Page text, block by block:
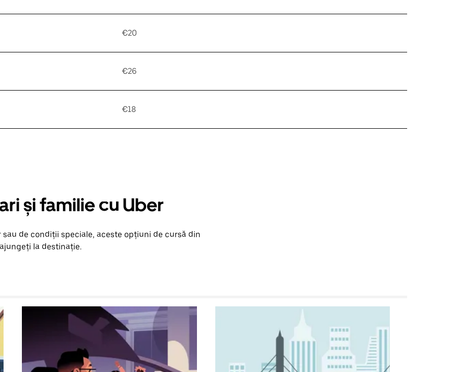
€20
€26
€18
și familie cu Uber
de condiții speciale, aceste opțiuni de cursă din
la destinație.